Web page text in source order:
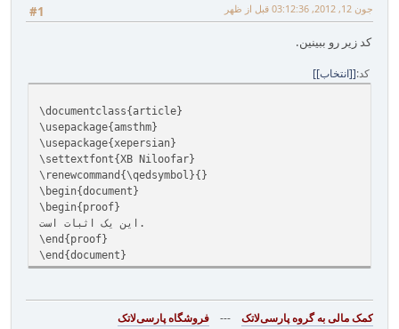
#1
جون 12, 2012, 03:12:36 قبل از ظهر
کد زیر رو ببینین.
کد [انتخاب]
\documentclass{article}‎
‎\usepackage{amsthm‎}‎
‎\usepackage{xepersian}‎
‎\settextfont{XB‎ ‎Niloofar‎‎‎‎}‎
‎‎‎\renewcommand{\qedsymbol‎}{}‎‎
‎\begin{document}‎
‎\begin{proof}‎‎
‎‎‎این یک اثبات است.
‎\end{proof}‎
‎\end{document}‎
--- فروشگاه پارسی‌لاتک‎